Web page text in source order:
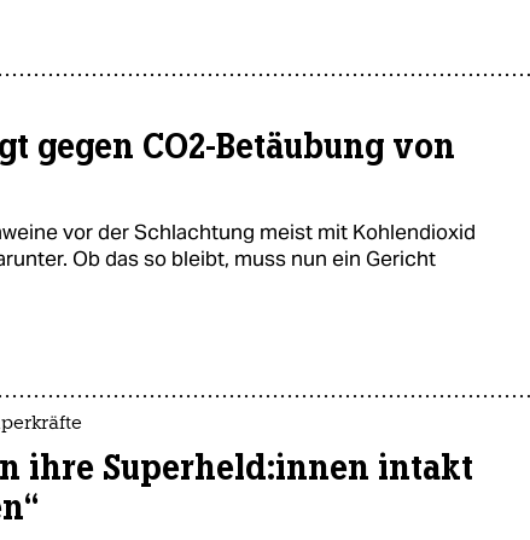
gegen CO2-Betäubung von
vor der Schlachtung meist mit Kohlendioxid
Ob das so bleibt, muss nun ein Gericht
ihre Su­per­hel­d:in­nen intakt